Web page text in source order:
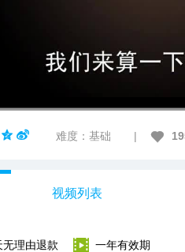
难度：基础 |
视频列表
无理由退款 一年有效期